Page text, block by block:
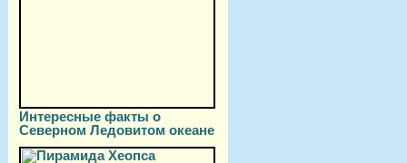
Интересные факты о
Северном Ледовитом океане